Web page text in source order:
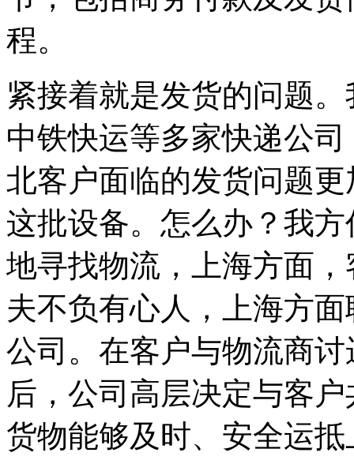
程。
紧接着就是发货的问题
中铁快运等多家快递公
北客户面临的发货问题
这批设备。怎么办？我
地寻找物流，上海方面
夫不负有心人，上海方
公司。在客户与物流商
后，公司高层决定与客
货物能够及时、安全运